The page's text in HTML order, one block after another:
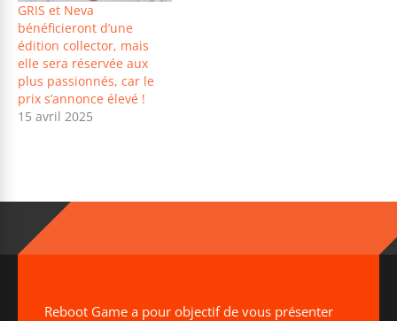
GRIS et Neva
bénéficieront d’une
édition collector, mais
elle sera réservée aux
plus passionnés, car le
prix s’annonce élevé !
15 avril 2025
Reboot Game a pour objectif de vous présenter